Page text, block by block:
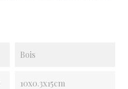
Bois
10x0.3x15cm